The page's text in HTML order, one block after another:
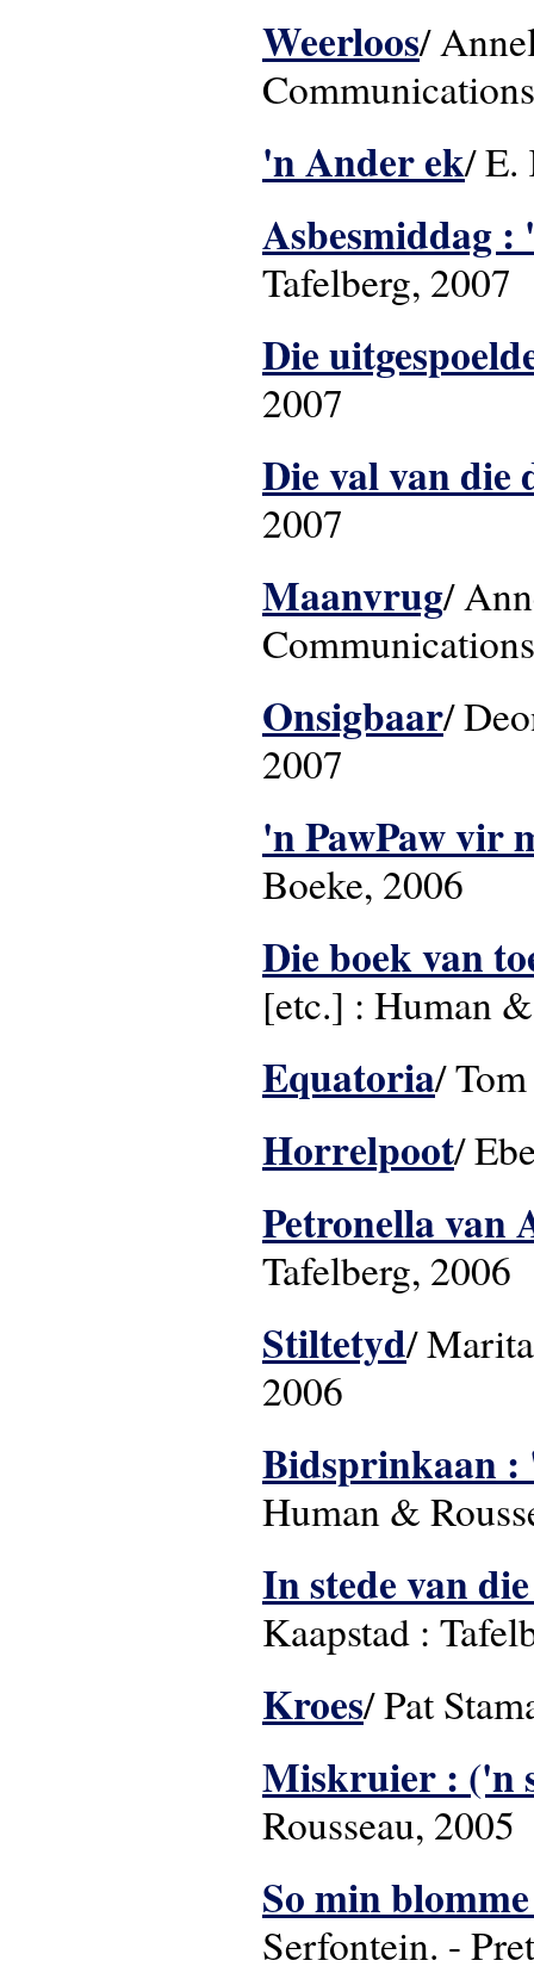
Weerloos/
'n Ander ek/ E.
Asbesmiddag :
Tafelberg, 2007
Die
2007
Die val van die
2007
Maanvrug/
Onsigbaar/
2007
'n PawPaw vir
Boeke, 2006
Die boek van
[etc.] : Human
Equatoria/
Horrelpoot/
Petronella van
Tafelberg, 2006
Stiltetyd/
2006
Bidsprinkaan :
Human &
In stede van
Kaapstad :
Kroes/ Pat
Miskruier : ('n
Rousseau, 2005
So min
Serfontein. -